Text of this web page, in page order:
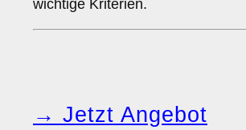
wichtige Kriterien.
→ Jetzt Angebot